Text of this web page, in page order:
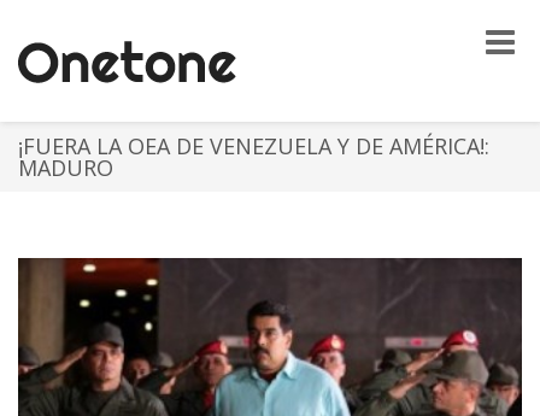
Toggle
¡FUERA LA OEA DE VENEZUELA Y DE AMÉRICA!:
MADURO